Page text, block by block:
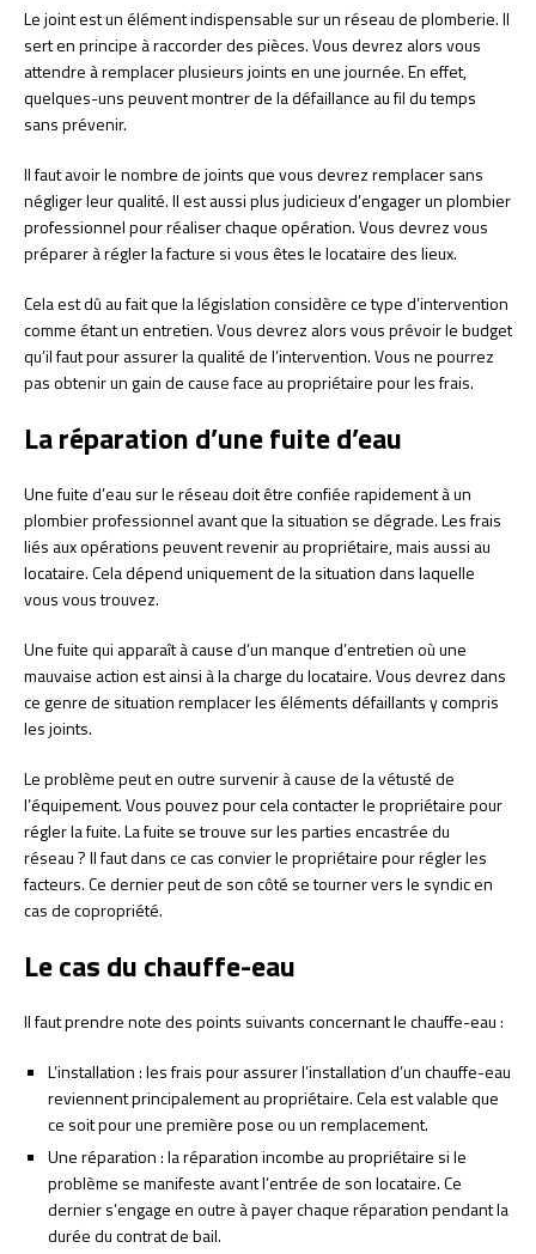
Le joint est un élément indispensable sur un réseau de plomberie. Il
sert en principe à raccorder des pièces. Vous devrez alors vous
attendre à remplacer plusieurs joints en une journée. En effet,
quelques-uns peuvent montrer de la défaillance au fil du temps
sans prévenir.
Il faut avoir le nombre de joints que vous devrez remplacer sans
négliger leur qualité. Il est aussi plus judicieux d’engager un plombier
professionnel pour réaliser chaque opération. Vous devrez vous
préparer à régler la facture si vous êtes le locataire des lieux.
Cela est dû au fait que la législation considère ce type d’intervention
comme étant un entretien. Vous devrez alors vous prévoir le budget
qu’il faut pour assurer la qualité de l’intervention. Vous ne pourrez
pas obtenir un gain de cause face au propriétaire pour les frais.
La réparation d’une fuite d’eau
Une fuite d’eau sur le réseau doit être confiée rapidement à un
plombier professionnel avant que la situation se dégrade. Les frais
liés aux opérations peuvent revenir au propriétaire, mais aussi au
locataire. Cela dépend uniquement de la situation dans laquelle
vous vous trouvez.
Une fuite qui apparaît à cause d’un manque d’entretien où une
mauvaise action est ainsi à la charge du locataire. Vous devrez dans
ce genre de situation remplacer les éléments défaillants y compris
les joints.
Le problème peut en outre survenir à cause de la vétusté de
l’équipement. Vous pouvez pour cela contacter le propriétaire pour
régler la fuite. La fuite se trouve sur les parties encastrée du
réseau ? Il faut dans ce cas convier le propriétaire pour régler les
facteurs. Ce dernier peut de son côté se tourner vers le syndic en
cas de copropriété.
Le cas du chauffe-eau
Il faut prendre note des points suivants concernant le chauffe-eau :
L’installation : les frais pour assurer l’installation d’un chauffe-eau
reviennent principalement au propriétaire. Cela est valable que
ce soit pour une première pose ou un remplacement.
Une réparation : la réparation incombe au propriétaire si le
problème se manifeste avant l’entrée de son locataire. Ce
dernier s’engage en outre à payer chaque réparation pendant la
durée du contrat de bail.